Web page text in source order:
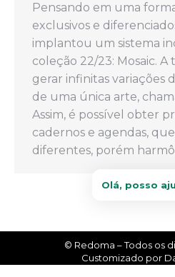
Pensando em uma
exclusivos e
implantou um sistema
coleção 22/23: Mosaic. A
gerar infinitas variações
de uma única arte,
Assim, é possível obter
cadernos e agendas,
diferentes, porém
© Redoma – Todos os
Customizado por